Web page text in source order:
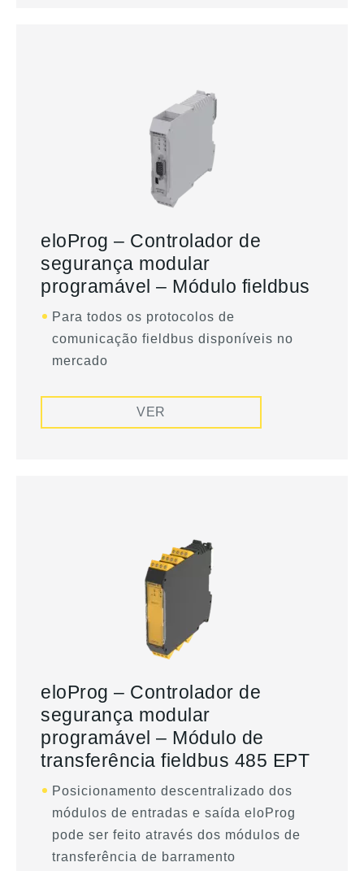
eloProg – Controlador de
segurança modular
programável – Módulo fieldbus
Para todos os protocolos de
comunicação fieldbus disponíveis no
mercado
VER
eloProg – Controlador de
segurança modular
programável – Módulo de
transferência fieldbus 485 EPT
Posicionamento descentralizado dos
módulos de entradas e saída eloProg
pode ser feito através dos módulos de
transferência de barramento